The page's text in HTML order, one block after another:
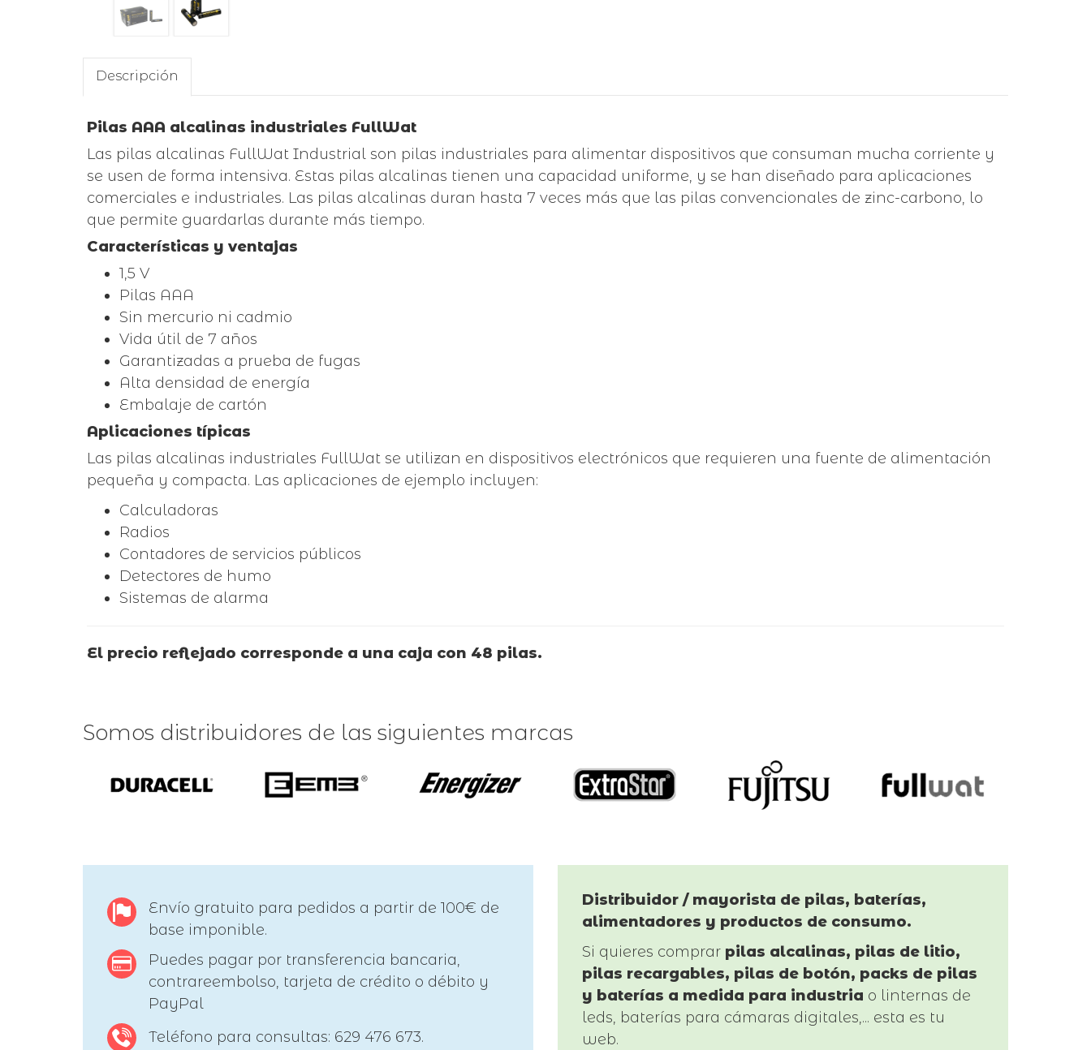
Descripción
Pilas AAA alcalinas industriales FullWat
Las pilas alcalinas FullWat Industrial son pilas industriales para alimentar dispositivos que consuman mucha corriente y
se usen de forma intensiva. Estas pilas alcalinas tienen una capacidad uniforme, y se han diseñado para aplicaciones
comerciales e industriales. Las pilas alcalinas duran hasta 7 veces más que las pilas convencionales de zinc-carbono, lo
que permite guardarlas durante más tiempo.
Características y ventajas
1,5 V
Pilas AAA
Sin mercurio ni cadmio
Vida útil de 7 años
Garantizadas a prueba de fugas
Alta densidad de energía
Embalaje de cartón
Aplicaciones típicas
Las pilas alcalinas industriales FullWat se utilizan en dispositivos electrónicos que requieren una fuente de alimentación
pequeña y compacta. Las aplicaciones de ejemplo incluyen:
Calculadoras
Radios
Contadores de servicios públicos
Detectores de humo
Sistemas de alarma
El precio reflejado corresponde a una caja con 48 pilas.
Somos distribuidores de las siguientes marcas
Envío gratuito para pedidos a partir de 100€ de
base imponible.
Puedes pagar por transferencia bancaria,
contrareembolso, tarjeta de crédito o débito y
PayPal
Teléfono para consultas: 629 476 673.
Distribuidor / mayorista de pilas, baterías,
alimentadores y productos de consumo.
Si quieres comprar pilas alcalinas, pilas de litio,
pilas recargables, pilas de botón, packs de pilas
y baterías a medida para industria o linternas de
leds, baterías para cámaras digitales,... esta es tu
web.